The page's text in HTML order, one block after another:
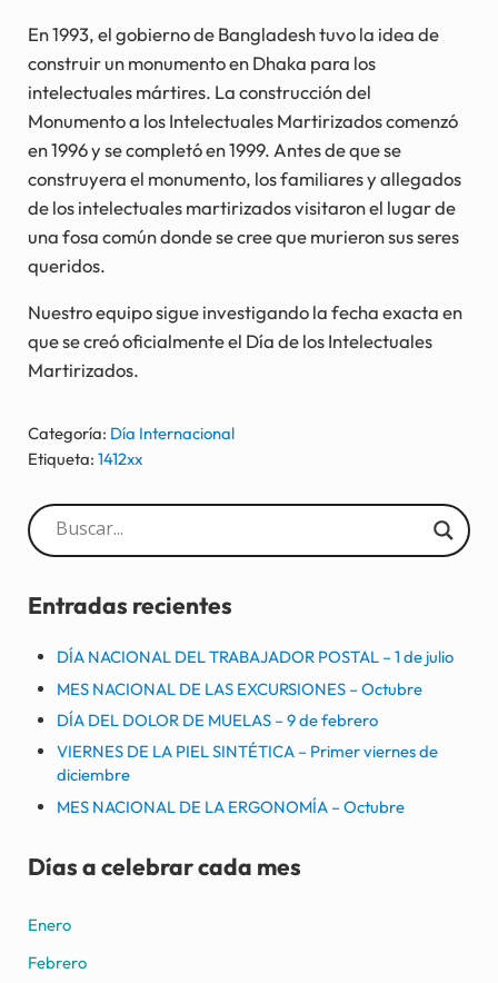
En 1993, el gobierno de Bangladesh tuvo la idea de
construir un monumento en Dhaka para los
intelectuales mártires. La construcción del
Monumento a los Intelectuales Martirizados comenzó
en 1996 y se completó en 1999. Antes de que se
construyera el monumento, los familiares y allegados
de los intelectuales martirizados visitaron el lugar de
una fosa común donde se cree que murieron sus seres
queridos.
Nuestro equipo sigue investigando la fecha exacta en
que se creó oficialmente el Día de los Intelectuales
Martirizados.
Categoría: Día Internacional
Etiqueta: 1412xx
Sidebar
Entradas recientes
DÍA NACIONAL DEL TRABAJADOR POSTAL – 1 de julio
MES NACIONAL DE LAS EXCURSIONES – Octubre
DÍA DEL DOLOR DE MUELAS – 9 de febrero
VIERNES DE LA PIEL SINTÉTICA – Primer viernes de
diciembre
MES NACIONAL DE LA ERGONOMÍA – Octubre
Días a celebrar cada mes
Enero
Febrero